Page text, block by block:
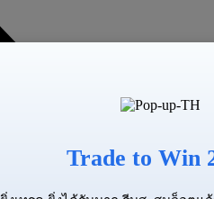
Trade to Win